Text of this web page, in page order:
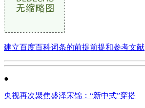
建立百度百科词条的前提前提和参考文献
●
央视再次聚焦盛泽宋锦：“新中式”穿搭